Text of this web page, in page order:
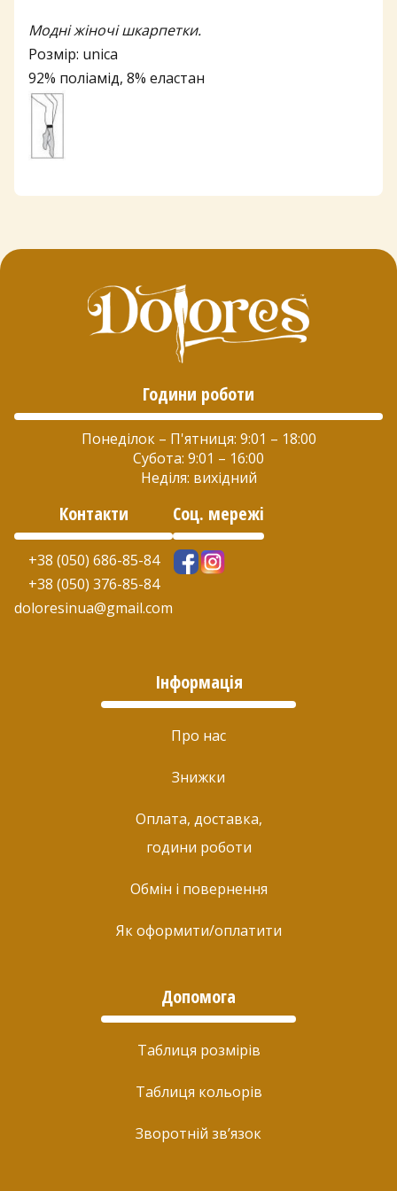
Модні жіночі шкарпетки.
Розмір: unica
92% поліамід, 8% еластан
Години роботи
Понеділок – П'ятниця: 9:01 – 18:00
Субота: 9:01 – 16:00
Неділя: вихідний
Контакти
+38 (050) 686-85-84
+38 (050) 376-85-84
doloresinua@gmail.com
Соц. мережі
Інформація
Про нас
Знижки
Оплата, доставка,
години роботи
Обмін і повернення
Як оформити/оплатити
Допомога
Таблиця розмірів
Таблиця кольорів
Зворотній зв’язок